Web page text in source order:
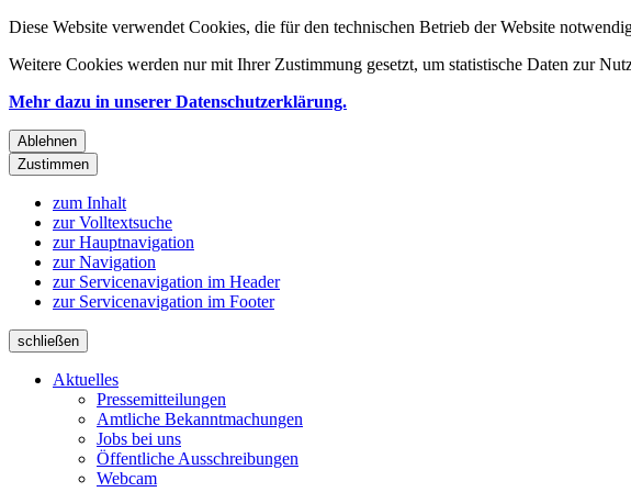
Diese Website verwendet Cookies, die für den technischen Betrieb der Website
Weitere Cookies werden nur mit Ihrer Zustimmung gesetzt, um statistische Daten zur
Mehr dazu in unserer Datenschutzerklärung.
Ablehnen
Zustimmen
zum Inhalt
zur Volltextsuche
zur Hauptnavigation
zur Navigation
zur Servicenavigation im Header
zur Servicenavigation im Footer
schließen
Aktuelles
Pressemitteilungen
Amtliche Bekanntmachungen
Jobs bei uns
Öffentliche Ausschreibungen
Webcam